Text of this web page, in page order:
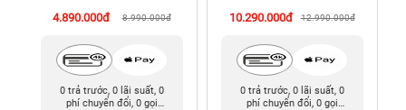
4.890.000đ
8.990.000đ
0 trả trước, 0 lãi suất, 0
phí chuyển đổi, 0 gọi
10.290.000đ
12.990.000đ
0 trả trước, 0 lãi suất, 0
phí chuyển đổi, 0 gọi